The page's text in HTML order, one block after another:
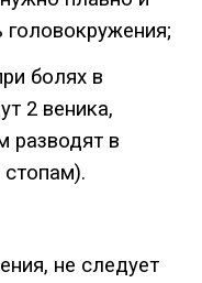
головокружения;
болях в
2 веника,
разводят в
стопам).
, не следует